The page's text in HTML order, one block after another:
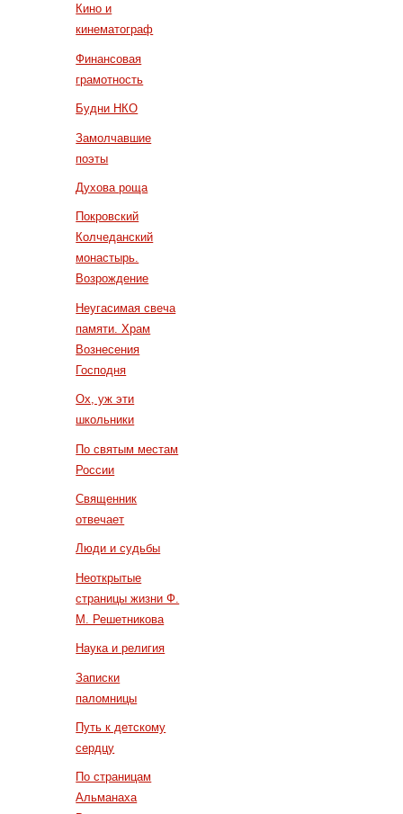
Кино и
кинематограф
Финансовая
грамотность
Будни НКО
Замолчавшие
поэты
Духова роща
Покровский
Колчеданский
монастырь.
Возрождение
Неугасимая свеча
памяти. Храм
Вознесения
Господня
Ох, уж эти
школьники
По святым местам
России
Священник
отвечает
Люди и судьбы
Неоткрытые
страницы жизни Ф.
М. Решетникова
Наука и религия
Записки
паломницы
Путь к детскому
сердцу
По страницам
Альманаха